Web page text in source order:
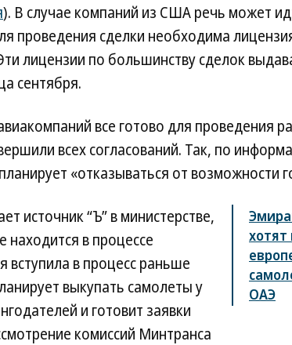
). В случае компаний из США речь может
проведения сделки необходима
лицензии по большинству сделок
сентября.
все готово для проведения
всех согласований. Так, по
«отказываться от возможности
хотят
ОАЭ
источник “Ъ” в министерстве,
находится в процессе
вступила в процесс раньше
выкупать самолеты у
и готовит заявки
комиссий Минтранса